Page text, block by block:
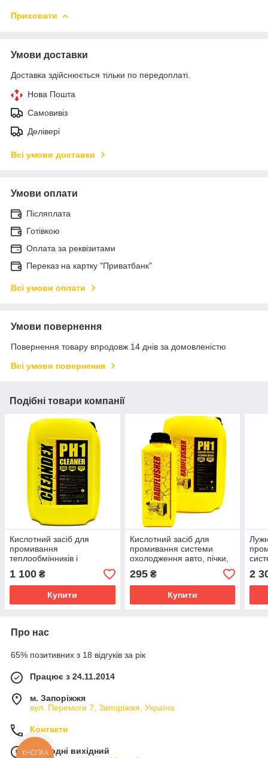
Приховати
Умови доставки
Доставка здійснюється тільки по передоплаті.
Нова Пошта
Самовивіз
Делівері
Всі умови доставки
Умови оплати
Післяплата
Готівкою
Оплата за реквізитами
Переказ на картку "Приватбанк"
Всі умови оплати
Умови повернення
Повернення товару впродовж 14 днів за домовленістю
Всі умови повернення
Подібні товари компанії
Кислотний засіб для
промивання
теплообмінників і
водонагрівального
обладнання CLEANDEX
pH1, 5 л
1 100 ₴
Купити
Кислотний засіб для
промивання системи
охолодження авто, пічки,
радіатора RADIFLUSHER
pH1, 1 л
295₴
Купити
10 л
2
Про нас
65% позитивних з 18 відгуків за рік
Працює з 24.11.2014
м. Запоріжжя
вул. Перемоги 7, Запоріжжя, Україна
Контакти
Сьогодні вихідний
КНОПКА